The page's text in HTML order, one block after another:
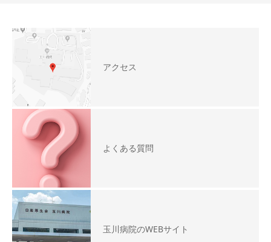
アクセス
よくある質問
玉川病院のWEBサイト